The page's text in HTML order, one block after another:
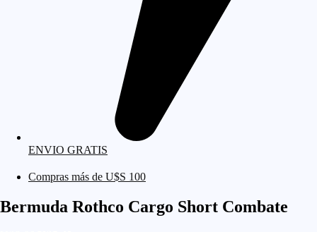
ENVIO GRATIS
Compras más de U$S 100
Bermuda Rothco Cargo Short Combate